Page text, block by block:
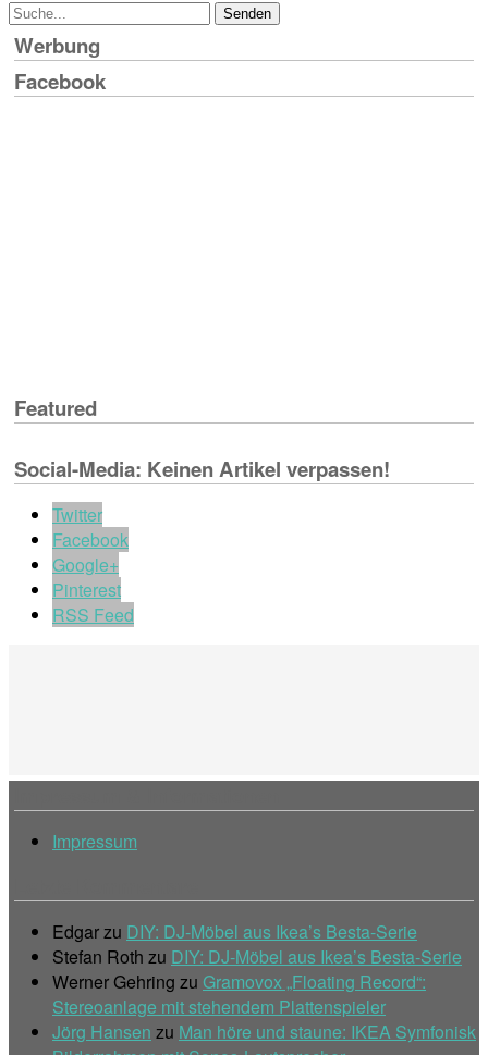
Werbung
Facebook
Featured
Social-Media: Keinen Artikel verpassen!
Twitter
Facebook
Google+
Pinterest
RSS Feed
Impressum
Edgarzu DIY: DJ-Möbel aus Ikea’s Besta-Serie
Stefan Roth zu DIY: DJ-Möbel aus Ikea’s Besta-Serie
Werner Gehring zu Gramovox „Floating Record“:
Stereoanlage mit stehendem Plattenspieler
Jörg Hansen zu Man höre und staune: IKEA Symfonisk